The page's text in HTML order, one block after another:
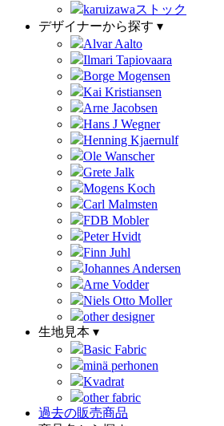
karuizawaストック
デザイナーから探す ▾
Alvar Aalto
Ilmari Tapiovaara
Borge Mogensen
Kai Kristiansen
Arne Jacobsen
Hans J Wegner
Henning Kjaernulf
Ole Wanscher
Grete Jalk
Mogens Koch
Carl Malmsten
FDB Mobler
Peter Hvidt
Finn Juhl
Johannes Andersen
Arne Vodder
Niels Otto Moller
other designer
生地見本 ▾
Basic Fabric
minä perhonen
Kvadrat
other fabric
過去の販売商品